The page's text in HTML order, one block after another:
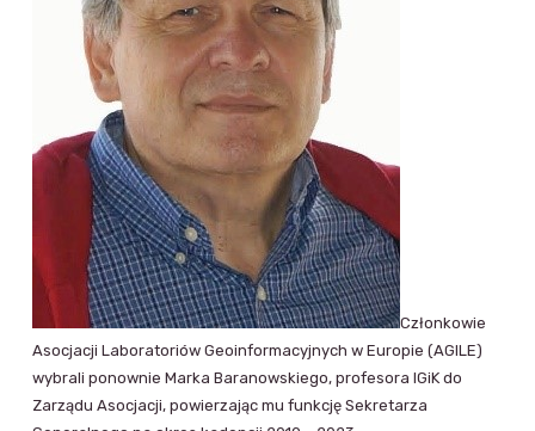
Członkowie
Asocjacji Laboratoriów Geoinformacyjnych w Europie (AGILE)
wybrali ponownie Marka Baranowskiego, profesora IGiK do
Zarządu Asocjacji, powierzając mu funkcję Sekretarza